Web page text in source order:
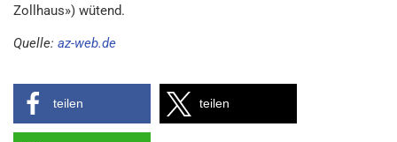
Zollhaus») wütend.
Quelle: az-web.de
teilen teilen